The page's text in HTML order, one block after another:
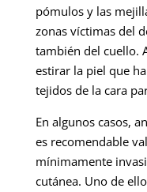
pómulos y las
zonas víctimas del
también del cuello.
estirar la piel que
tejidos de la cara
En algunos casos,
es recomendable
mínimamente
cutánea. Uno de